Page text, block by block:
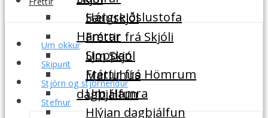
Hárgreiðslustofa
Hamrar
Sjoppan
Fréttir frá Hömrum
Um Hamra
Hlýjan dagþjálfun
Sæluskjól
Fréttir frá Skjóli
Um Skjól
Maríuhús
dagþjálfun
Um okkur
Skipurit
Stjórn og stjórnendur
Stefnur